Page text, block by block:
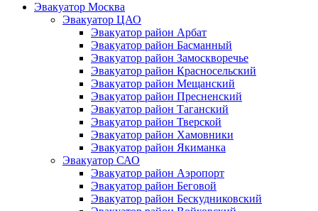
Эвакуатор Москва
Эвакуатор ЦАО
Эвакуатор район Арбат
Эвакуатор район Басманный
Эвакуатор район Замоскворечье
Эвакуатор район Красносельский
Эвакуатор район Мещанский
Эвакуатор район Пресненский
Эвакуатор район Таганский
Эвакуатор район Тверской
Эвакуатор район Хамовники
Эвакуатор район Якиманка
Эвакуатор САО
Эвакуатор район Аэропорт
Эвакуатор район Беговой
Эвакуатор район Бескудниковский